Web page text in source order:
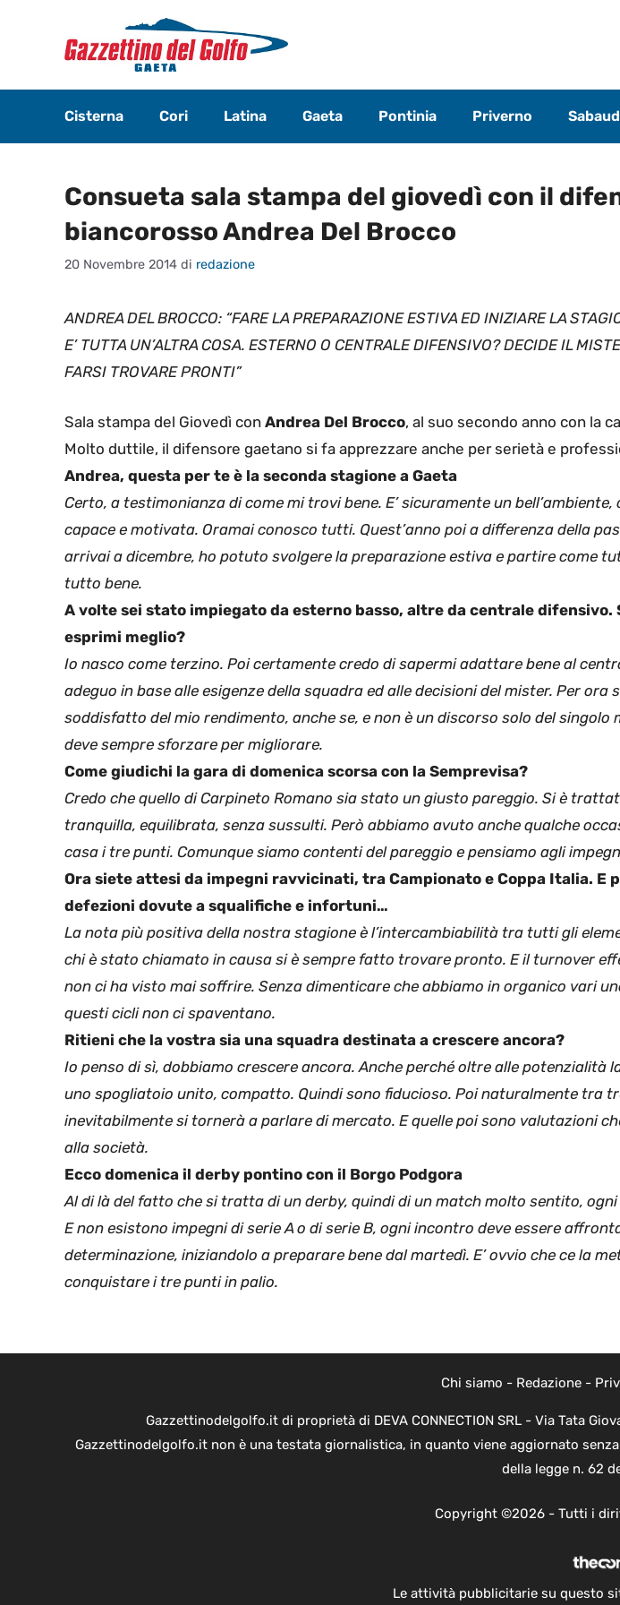
contenuto
Cisterna Cori Latina Gaeta Pontinia Priverno
Consueta sala stampa del giovedì con il
biancorosso Andrea Del Brocco
20 Novembre 2014 di redazione
ANDREA DEL BROCCO: “FARE LA PREPARAZIONE ESTIVA ED INIZIARE LA
E’ TUTTA UN’ALTRA COSA. ESTERNO O CENTRALE DIFENSIVO? DECIDE IL
FARSI TROVARE PRONTI”
Sala stampa del Giovedì con Andrea Del Brocco, al suo secondo anno con la
Molto duttile, il difensore gaetano si fa apprezzare anche per serietà e
Andrea, questa per te è la seconda stagione a Gaeta
Certo, a testimonianza di come mi trovi bene. E’ sicuramente un
capace e motivata. Oramai conosco tutti. Quest’anno poi a differenza della
arrivai a dicembre, ho potuto svolgere la preparazione estiva e partire come
tutto bene.
A volte sei stato impiegato da esterno basso, altre da centrale difensivo.
esprimi meglio?
Io nasco come terzino. Poi certamente credo di sapermi adattare bene al
adeguo in base alle esigenze della squadra ed alle decisioni del mister. Per ora
soddisfatto del mio rendimento, anche se, e non è un discorso solo del singolo
deve sempre sforzare per migliorare.
Come giudichi la gara di domenica scorsa con la Semprevisa?
Credo che quello di Carpineto Romano sia stato un giusto pareggio. Si è
tranquilla, equilibrata, senza sussulti. Però abbiamo avuto anche qualche
casa i tre punti. Comunque siamo contenti del pareggio e pensiamo agli
Ora siete attesi da impegni ravvicinati, tra Campionato e Coppa Italia. E
defezioni dovute a squalifiche e infortuni…
La nota più positiva della nostra stagione è l’intercambiabilità tra tutti gli
chi è stato chiamato in causa si è sempre fatto trovare pronto. E il turnover
non ci ha visto mai soffrire. Senza dimenticare che abbiamo in organico vari
questi cicli non ci spaventano.
Ritieni che la vostra sia una squadra destinata a crescere ancora?
Io penso di sì, dobbiamo crescere ancora. Anche perché oltre alle potenzialità
uno spogliatoio unito, compatto. Quindi sono fiducioso. Poi naturalmente tra
inevitabilmente si tornerà a parlare di mercato. E quelle poi sono valutazioni
alla società.
Ecco domenica il derby pontino con il Borgo Podgora
Al di là del fatto che si tratta di un derby, quindi di un match molto sentito,
E non esistono impegni di serie A o di serie B, ogni incontro deve essere
determinazione, iniziandolo a preparare bene dal martedì. E’ ovvio che ce la
conquistare i tre punti in palio.
Chi siamo - Redazione-
Gazzettinodelgolfo.it di proprietà di DEVA CONNECTION SRL - Via Tata
Gazzettinodelgolfo.it non è una testata giornalistica, in quanto viene aggiornato
della legge n. 62
Copyright ©2026 - Tutti i
Le attività pubblicitarie su questo